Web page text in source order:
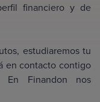
financiero y de
estudiaremos tu
en contacto contigo
En Finandon nos